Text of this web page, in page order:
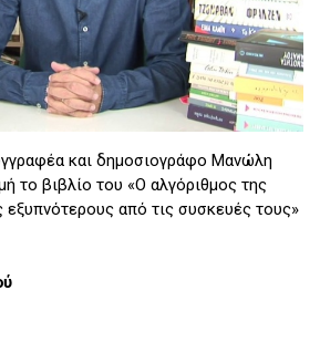
και δημοσιογράφο Μανώλη
το βιβλίο του «Ο αλγόριθμος της
εξυπνότερους από τις συσκευές τους»